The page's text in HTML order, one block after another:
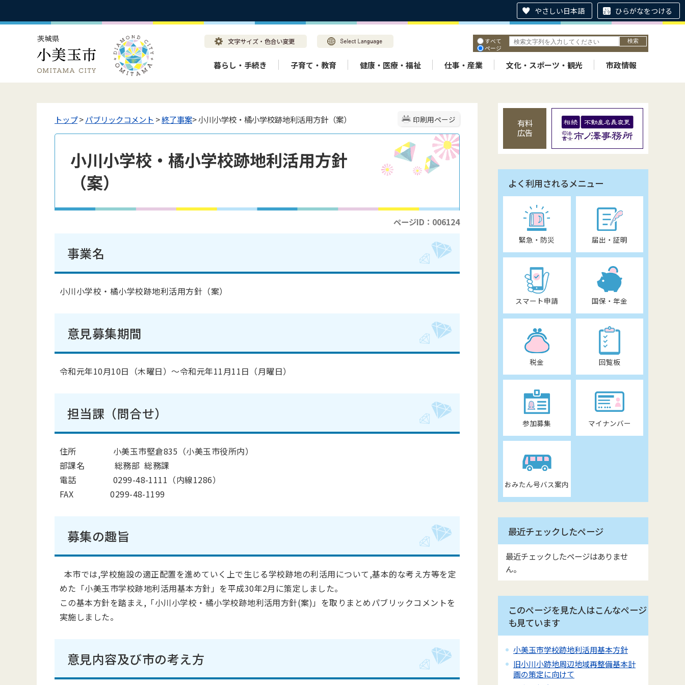
やさしい日本語 ひらがなをつける
すべて
ページ
暮らし・手続き 子育て・教育 健康・医療・福祉 仕事・産業 文化・スポーツ・観光 市政情報
印刷用ページ
トップ>パブリックコメント >終了事案> 小川小学校・橘小学校跡地利活用方針（案）
小川小学校・橘小学校跡地利活用方針
（案）
ページID：006124
事業名
小川小学校・橘小学校跡地利活用方針（案）
意見募集期間
令和元年10月10日（木曜日） ～令和元年11月11日（月曜日）
担当課（問合せ）
住所 小美玉市堅倉835（小美玉市役所内）
部課名 総務部 総務課
電話 0299-48-1111（内線1286）
FAX 0299-48-1199
募集の趣旨
本市では,学校施設の適正配置を進めていく上で生じる学校跡地の利活用について,基本的な考え方等を定
めた「小美玉市学校跡地利活用基本方針」を平成30年2月に策定しました。
この基本方針を踏まえ,「小川小学校・橘小学校跡地利活用方針(案)」を取りまとめパブリックコメントを
実施しました。
意見内容及び市の考え方
有料
広告
よく利用されるメニュー
緊急・防災 届出・証明
スマート申請 国保・年金
税金 回覧板
参加募集 マイナンバー
おみたん号バス案内
最近チェックしたページ
最近チェックしたページはありませ
ん。
このページを見た人はこんなページ
も見ています
小美玉市学校跡地利活用基本方針
旧小川小跡地周辺地域再整備基本計
画の策定に向けて